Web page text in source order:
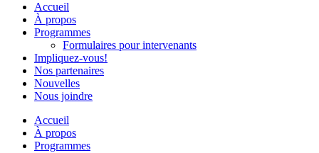
Accueil
À propos
Programmes
Formulaires pour intervenants
Impliquez-vous!
Nos partenaires
Nouvelles
Nous joindre
Accueil
À propos
Programmes